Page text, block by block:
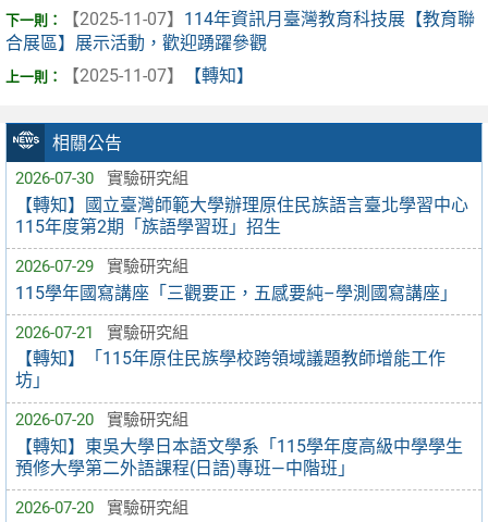
相關公告
2026-07-30 實驗研究組
【轉知】國立臺灣師範大學辦理原住民族語言臺北學習中心
115年度第2期「族語學習班」招生
2026-07-29 實驗研究組
115學年國寫講座「三觀要正，五感要純–學測國寫講座」
2026-07-21 實驗研究組
【轉知】「115年原住民族學校跨領域議題教師增能工作
坊」
2026-07-20 實驗研究組
【轉知】東吳大學日本語文學系「115學年度高級中學學生
預修大學第二外語課程(日語)專班—中階班」
2026-07-20 實驗研究組
【2025-11-07】 114年資訊月臺灣教育科技展【教育聯
合展區】展示活動，歡迎踴躍參觀
【2025-11-07】
【轉知】